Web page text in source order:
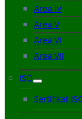
Area IV
Area V
Area VI
Area VII
ISO
Sertifikat